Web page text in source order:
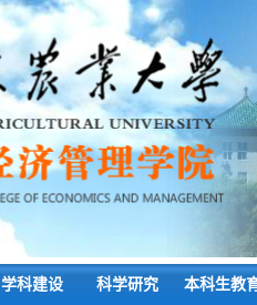
学科建设 科学研究 本科生教